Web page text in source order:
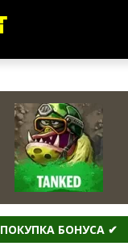
ПОКУПКА БОНУСА ✔